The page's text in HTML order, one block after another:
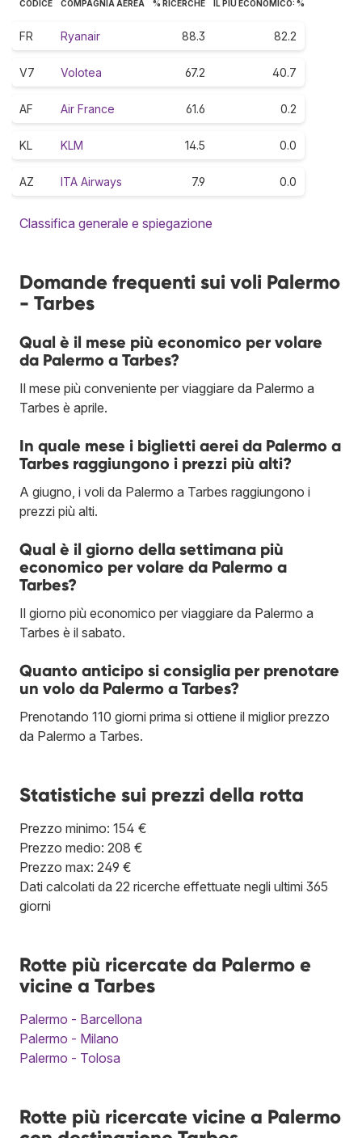
CODICE COMPAGNIA AEREA % RICERCHE IL PIÙ ECONOMICO: %
FR Ryanair 88.3 82.2
V7 Volotea 67.2 40.7
AF Air France 61.6 0.2
KL KLM 14.5 0.0
AZ ITA Airways 7.9 0.0
Classifica generale e spiegazione
Domande frequenti sui voli Palermo
- Tarbes
Qual è il mese più economico per volare
da Palermo a Tarbes?
Il mese più conveniente per viaggiare da Palermo a
Tarbes è aprile.
In quale mese i biglietti aerei da Palermo a
Tarbes raggiungono i prezzi più alti?
A giugno, i voli da Palermo a Tarbes raggiungono i
prezzi più alti.
Qual è il giorno della settimana più
economico per volare da Palermo a
Tarbes?
Il giorno più economico per viaggiare da Palermo a
Tarbes è il sabato.
Quanto anticipo si consiglia per prenotare
un volo da Palermo a Tarbes?
Prenotando 110 giorni prima si ottiene il miglior prezzo
da Palermo a Tarbes.
Statistiche sui prezzi della rotta
Prezzo minimo: 154 €
Prezzo medio: 208 €
Prezzo max: 249 €
Dati calcolati da 22 ricerche effettuate negli ultimi 365
giorni
Rotte più ricercate da Palermo e
vicine a Tarbes
Palermo - Barcellona
Palermo - Milano
Palermo - Tolosa
Rotte più ricercate vicine a Palermo